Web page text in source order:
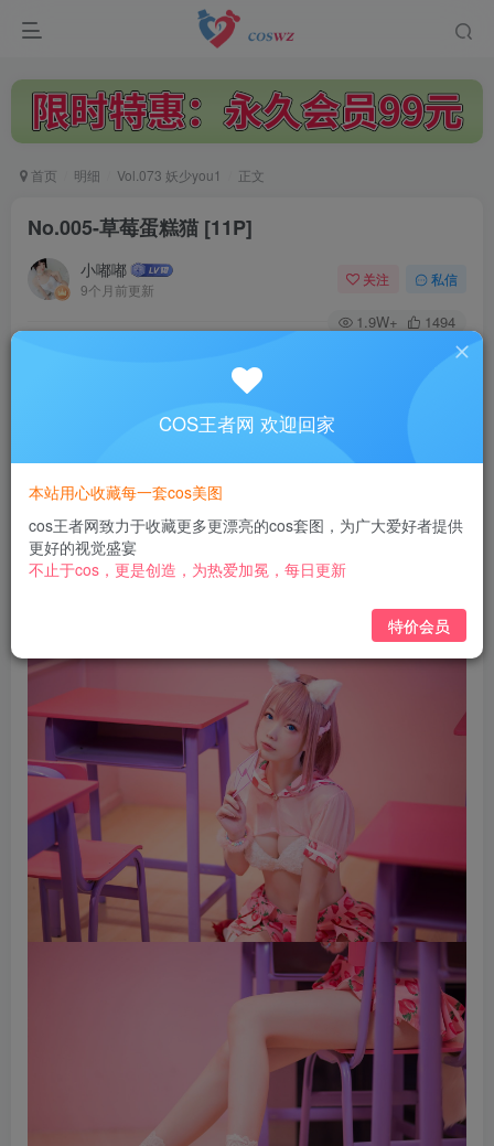
首页 明细 Vol.073 妖少you1 正文
No.005-草莓蛋糕猫 [11P]
小嘟嘟
9个月前更新
关注 私信
1.9W+ 1494
此内容为付费阅读，请付费后查看
3
黄金会员免费 钻石会员 免费
立即购买
COS王者网 欢迎回家
本站用心收藏每一套cos美图
cos王者网致力于收藏更多更漂亮的cos套图，为广大爱好者提供
更好的视觉盛宴
不止于cos，更是创造，为热爱加冕，每日更新
特价会员